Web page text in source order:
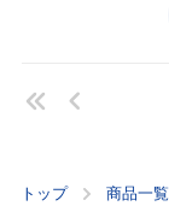
トップ 商品一覧